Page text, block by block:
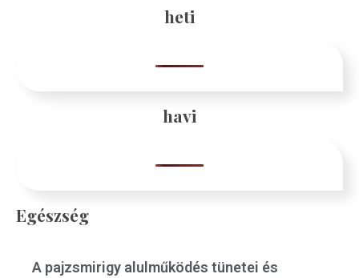
heti
havi
Egészség
A pajzsmirigy alulműködés tünetei és